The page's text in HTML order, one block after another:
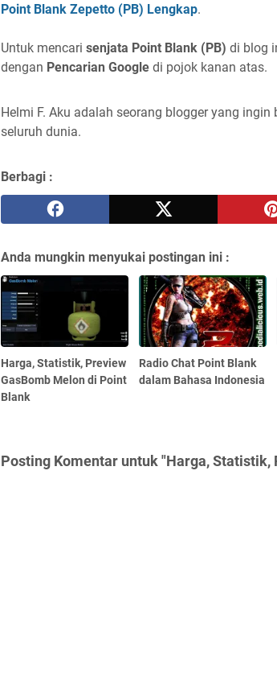
Point Blank Zepetto (PB) Lengkap.
Untuk mencari senjata Point Blank (PB) di blog
dengan Pencarian Google di pojok kanan atas.
Helmi F. Aku adalah seorang blogger yang
seluruh dunia.
Berbagi :
Anda mungkin menyukai postingan ini :
Harga, Statistik, Preview
GasBomb Melon di Point
Blank
Radio Chat Point Blank
dalam Bahasa Indonesia
Posting Komentar untuk "Harga,